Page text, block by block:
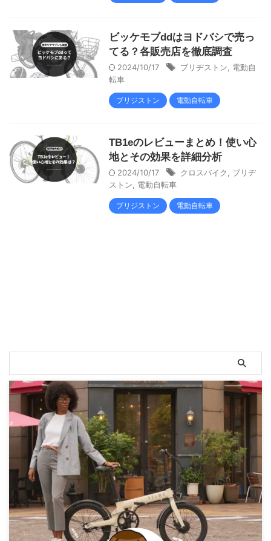
ビッケモブddはヨドバシで売っ
てる？各販売店を徹底調査
2024/10/17 ブリヂストン
電動自
転車
ブリジストン 電動自転車
TB1eのレビューまとめ！使い心
地とその効果を詳細分析
2024/10/17 クロスバイク
ブリヂ
ストン
電動自転車
ブリジストン 電動自転車